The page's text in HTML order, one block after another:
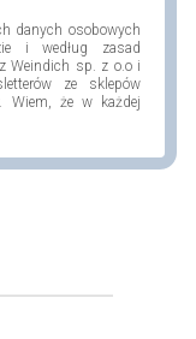
danych osobowych
i według zasad
Weindich sp. z o.o i
ze sklepów
Wiem, że w każdej